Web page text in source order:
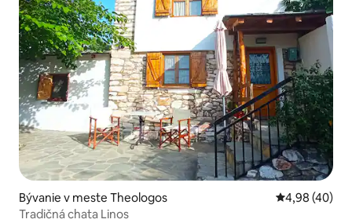
Bývanie v meste Theologos Priemerné
4,98 (40)
Tradičná chata Linos